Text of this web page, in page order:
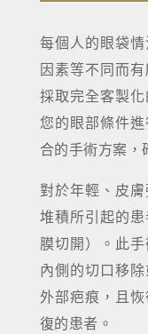
每個人的眼袋
因素等不同而
採取完全客製
您的眼部條件
合的手術方案，
對於年輕、皮
堆積所引起的
膜切開）。此
內側的切口移
外部疤痕，且
復的患者。